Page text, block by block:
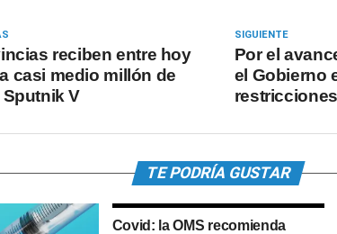
SIGUIENTE
Por el
el Gobierno
reciben entre hoy
casi medio millón de
V
TE PODRÍA GUSTAR
Covid: la OMS recomienda